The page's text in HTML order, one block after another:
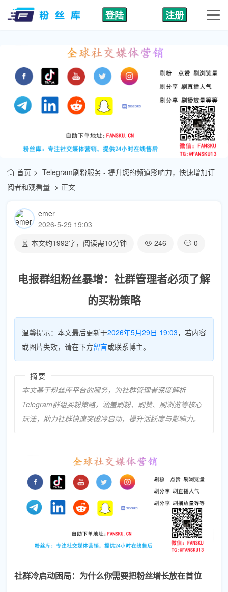
登陆 注册
首页
Telegram刷粉服务 - 提升您的频道影响力，快速增加订
阅者和观看量
正文
emer
2026-5-29 19:03
本文约1992字，阅读需10分钟 246 0
电报群组粉丝暴增：社群管理者必须了解
的买粉策略
温馨提示：本文最后更新于2026年5月29日 19:03，若内容
或图片失效，请在下方留言或联系博主。
摘要
本文基于粉丝库平台的服务，为社群管理者深度解析
Telegram群组买粉策略，涵盖刷粉、刷赞、刷浏览等核心
玩法，助力社群快速突破冷启动，提升活跃度与影响力。
社群冷启动困局：为什么你需要把粉丝增长放在首位